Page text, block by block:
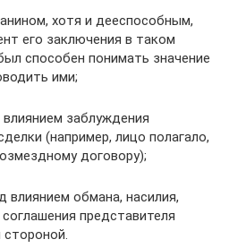
хотя и дееспособным,
его заключения в таком
способен понимать значение
ими;
заблуждения
(например, лицо полагало,
договору);
влиянием обмана, насилия,
представителя